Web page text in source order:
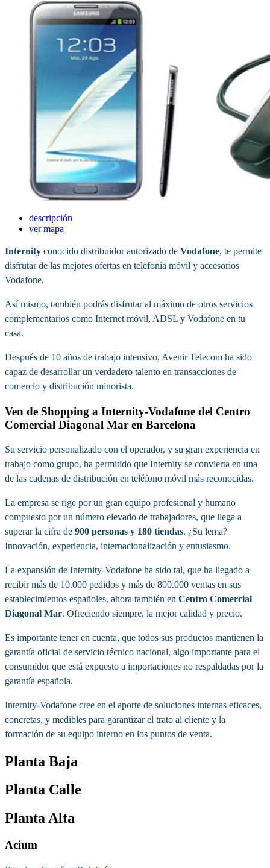
descripción
ver mapa
Internity conocido distribuidor autorizado de Vodafone, te permite
disfrutar de las mejores ofertas en telefonía móvil y accesorios
Vodafone.
Así mismo, también podrás disfrutar al máximo de otros servicios
complementarios como Internet móvil, ADSL y Vodafone en tu
casa.
Después de 10 años de trabajo intensivo, Avenir Telecom ha sido
capaz de desarrollar un verdadero talento en transacciones de
comercio y distribución minorista.
Ven de Shopping a Internity-Vodafone del Centro
Comercial Diagonal Mar en Barcelona
Su servicio personalizado con el operador, y su gran experiencia en
trabajo como grupo, ha permitido que Internity se convierta en una
de las cadenas de distribución en teléfono móvil más reconocidas.
La empresa se rige por un gran equipo profesional y humano
compuesto por un número elevado de trabajadores, que llega a
superar la cifra de 900 personas y 180 tiendas. ¿Su lema?
Innovación, experiencia, internacionalización y entusiasmo.
La expansión de Internity-Vodafone ha sido tal, que ha llegado a
recibir más de 10.000 pedidos y más de 800.000 ventas en sus
establecimientos españoles, ahora también en Centro Comercial
Diagonal Mar. Ofreciendo siempre, la mejor calidad y precio.
Es importante tener en cuenta, que todos sus productos mantienen la
garantía oficial de servicio técnico nacional, algo importante para el
consumidor que está expuesto a importaciones no respaldadas por la
garantía española.
Internity-Vodafone cree en el aporte de soluciones internas eficaces,
concretas, y medibles para garantizar el trato al cliente y la
formación de su equipo interno en los puntos de venta.
Planta Baja
Planta Calle
Planta Alta
Acium